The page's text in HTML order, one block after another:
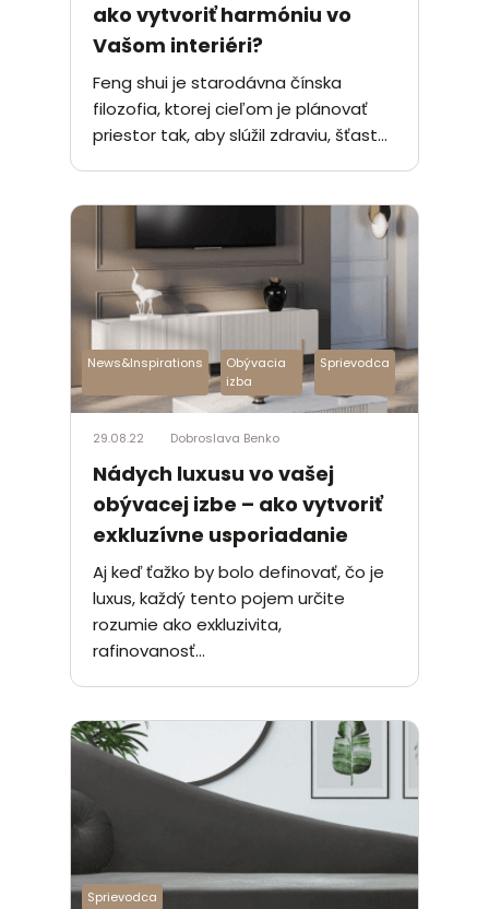
ako vytvoriť harmóniu vo
Vašom interiéri?
Feng shui je starodávna čínska
filozofia, ktorej cieľom je plánovať
priestor tak, aby slúžil zdraviu, šťast...
News&Inspirations
Obývacia
izba
Sprievodca
29.08.22 Dobroslava Benko
Nádych luxusu vo vašej
obývacej izbe – ako vytvoriť
exkluzívne usporiadanie
Aj keď ťažko by bolo definovať, čo je
luxus, každý tento pojem určite
rozumie ako exkluzivita,
rafinovanosť...
Sprievodca